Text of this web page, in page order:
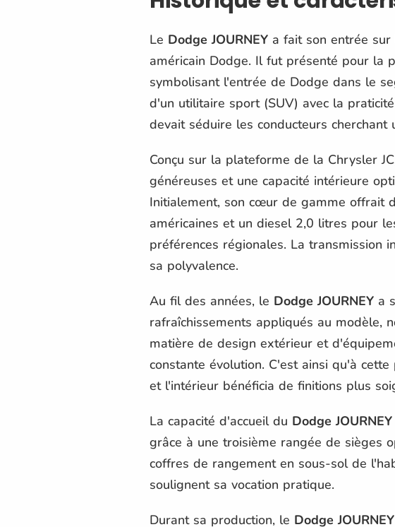
Le Dodge JOURNEY a fait son entrée
américain Dodge. Il fut présenté pour la
symbolisant l'entrée de Dodge dans le
d'un utilitaire sport (SUV) avec la
devait séduire les conducteurs
Conçu sur la plateforme de la Chrysler
généreuses et une capacité intérieure
Initialement, son cœur de gamme offrait
américaines et un diesel 2,0 litres pour
préférences régionales. La transmission
sa polyvalence.
Au fil des années, le Dodge JOURNEY a
rafraîchissements appliqués au modèle,
matière de design extérieur et
constante évolution. C'est ainsi qu'à
et l'intérieur bénéficia de finitions plus
La capacité d'accueil du Dodge JOURNEY
grâce à une troisième rangée de sièges
coffres de rangement en sous-sol de
soulignent sa vocation pratique.
Durant sa production, le Dodge JOURNEY